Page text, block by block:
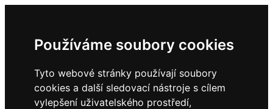
Používáme soubory cookies
Tyto webové stránky používají soubory
cookies a další sledovací nástroje s cílem
vylepšení uživatelského prostředí,